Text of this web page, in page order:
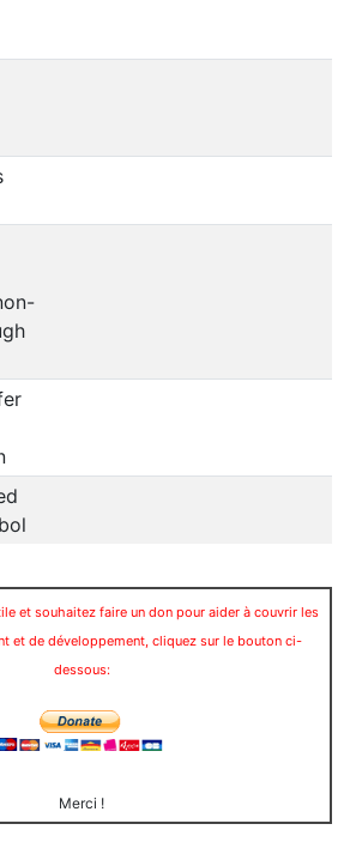
et souhaitez faire un don pour aider à couvrir les
et de développement, cliquez sur le bouton ci-
dessous:
Merci !